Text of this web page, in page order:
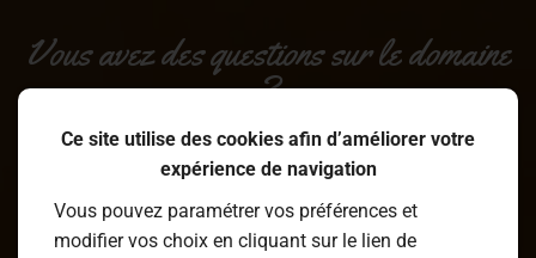
Vous avez des questions sur le domaine
?
Écrire un message
Ce site utilise des cookies afin d’améliorer votre
expérience de navigation
Vous pouvez paramétrer vos préférences et
modifier vos choix en cliquant sur le lien de